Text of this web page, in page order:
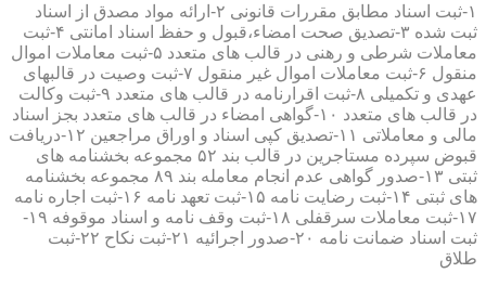
۱-ثبت اسناد مطابق مقررات قانونی ۲-ارائه مواد مصدق از اسناد
ثبت شده ۳-تصدیق صحت امضاء،قبول و حفظ اسناد امانتی ۴-ثبت
معاملات شرطی و رهنی در قالب های متعدد ۵-ثبت معاملات اموال
منقول ۶-ثبت معاملات اموال غیر منقول ۷-ثبت وصیت در قالبهای
عهدی و تکمیلی ۸-ثبت اقرارنامه در قالب های متعدد ۹-ثبت وکالت
در قالب های متعدد ۱۰-گواهی امضاء در قالب های متعدد بجز اسناد
مالی و معاملاتی ۱۱-تصدیق کپی اسناد و اوراق مراجعین ۱۲-دریافت
قبوض سپرده مستاجرین در قالب بند ۵۲ مجموعه بخشنامه های
ثبتی ۱۳-صدور گواهی عدم انجام معامله بند ۸۹ مجموعه بخشنامه
های ثبتی ۱۴-ثبت رضایت نامه ۱۵-ثبت تعهد نامه ۱۶-ثبت اجاره نامه
۱۷-ثبت معاملات سرقفلی ۱۸-ثبت وقف نامه و اسناد موقوفه ۱۹-
ثبت اسناد ضمانت نامه ۲۰-صدور اجرائیه ۲۱-ثبت نکاح ۲۲-ثبت
طلاق